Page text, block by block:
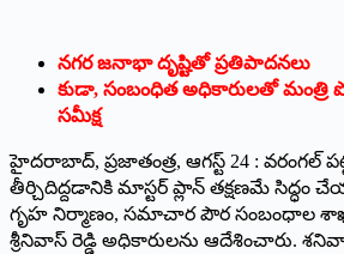
నగర జనాభా దృష్టితో ప్రతిపాదనలు
కుడా, సంబంధిత అధికారులతో మంత్రి
సమీక్ష
హైదరాబాద్‌, ‌ప్రజాతంత్ర, ఆగస్ట్ 24 : ‌వరంగల్‌
తీర్చిదిద్దడానికి మాస్టర్‌ ‌ప్లాన్‌ ‌తక్షణమే సిద్ధం
గృహ నిర్మాణం, సమాచార పౌర సంబంధాల శాఖ
శ్రీనివాస్‌ ‌రెడ్డి అధికారులను ఆదేశించారు.